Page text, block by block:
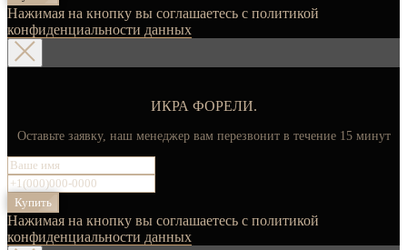
Нажимая на кнопку вы соглашаетесь с политикой
конфиденциальности данных
ИКРА ФОРЕЛИ.
Оставьте заявку, наш менеджер вам перезвонит в течение 15 минут
Купить
Нажимая на кнопку вы соглашаетесь с политикой
конфиденциальности данных